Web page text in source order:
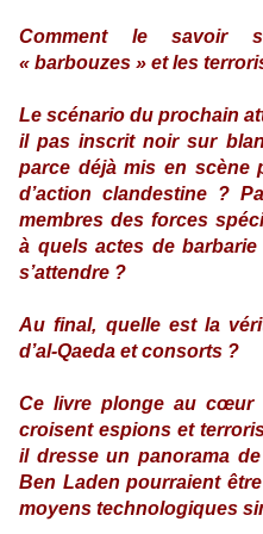
Comment le savoir
« barbouzes » et les
Le scénario du prochain
il pas inscrit noir sur
parce déjà mis en scène
d’action clandestine ?
membres des forces
à quels actes de
s’attendre ?
Au final, quelle est la
d’al-Qaeda et consorts ?
Ce livre plonge au cœur
croisent espions et
il dresse un panorama
Ben Laden pourraient
moyens technologiques